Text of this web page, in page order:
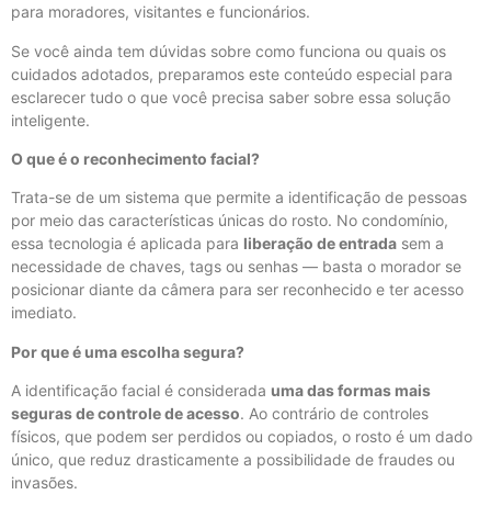
para moradores, visitantes e funcionários.
Se você ainda tem dúvidas sobre como funciona ou quais os
cuidados adotados, preparamos este conteúdo especial para
esclarecer tudo o que você precisa saber sobre essa solução
inteligente.
O que é o reconhecimento facial?
Trata-se de um sistema que permite a identificação de pessoas
por meio das características únicas do rosto. No condomínio,
essa tecnologia é aplicada para liberação de entrada sem a
necessidade de chaves, tags ou senhas — basta o morador se
posicionar diante da câmera para ser reconhecido e ter acesso
imediato.
Por que é uma escolha segura?
A identificação facial é considerada uma das formas mais
seguras de controle de acesso. Ao contrário de controles
físicos, que podem ser perdidos ou copiados, o rosto é um dado
único, que reduz drasticamente a possibilidade de fraudes ou
invasões.